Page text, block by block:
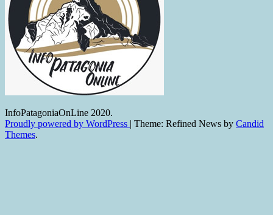
InfoPatagoniaOnLine 2020.
Proudly powered by WordPress | Theme: Refined News by Candid
Themes.